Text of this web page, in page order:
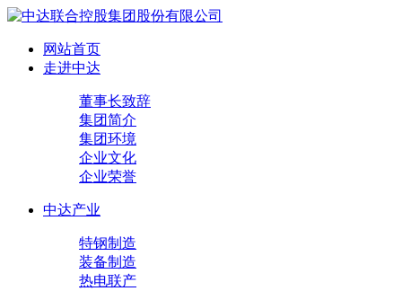
网站首页
走进中达
董事长致辞
集团简介
集团环境
企业文化
企业荣誉
中达产业
特钢制造
装备制造
热电联产